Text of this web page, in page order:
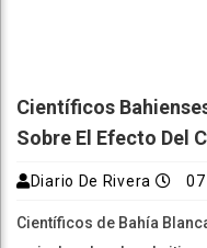
Científicos
Sobre El Efecto Del
Diario De Rivera
Científicos de Bahía